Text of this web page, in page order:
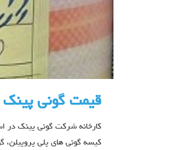
قیمت گونی پینک
کارخانه شرکت گونی پینک در
کيسه گونی هاي پلی پروپيلن،